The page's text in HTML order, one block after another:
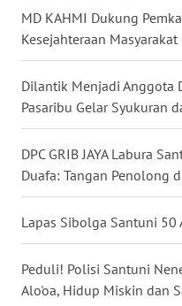
MD KAHMI Dukung
Kesejahteraan Masyarakat
Dilantik Menjadi Anggota
Pasaribu Gelar Syukuran
DPC GRIB JAYA Labura
Duafa: Tangan Penolong
Lapas Sibolga Santuni 50
Peduli! Polisi Santuni
Alo'oa, Hidup Miskin dan
WN
SULUT
WN
MALUKU